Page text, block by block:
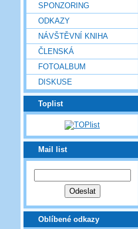
SPONZORING
ODKAZY
NÁVŠTĚVNÍ KNIHA
ČLENSKÁ
FOTOALBUM
DISKUSE
Toplist
Mail list
Oblíbené odkazy